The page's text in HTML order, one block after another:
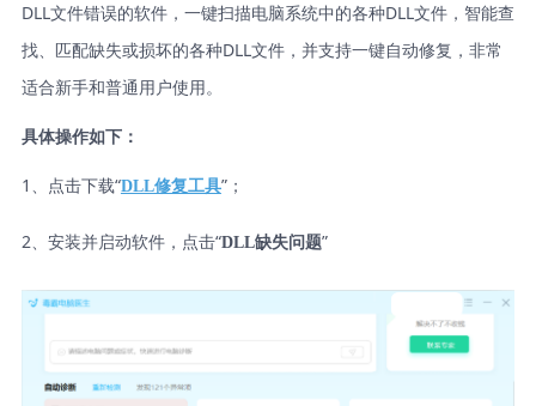
DLL文件错误的软件，一键扫描电脑系统中的各种DLL文件，智能查
找、匹配缺失或损坏的各种DLL文件，并支持一键自动修复，非常
适合新手和普通用户使用。
具体操作如下：
1、点击下载“DLL修复工具”；
2、安装并启动软件，点击“DLL缺失问题”